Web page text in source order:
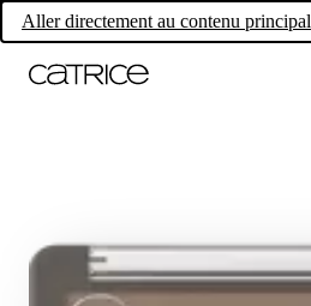
Aller directement au contenu principal
Own your magic.